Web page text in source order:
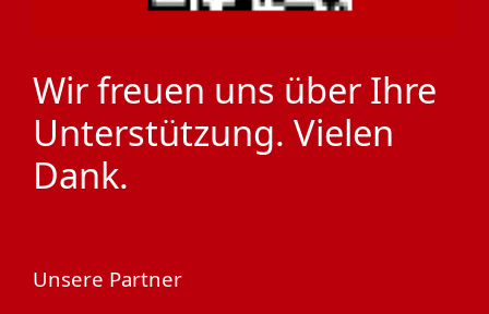
Wir freuen uns über Ihre
Unterstützung. Vielen
Dank.
Unsere Partner